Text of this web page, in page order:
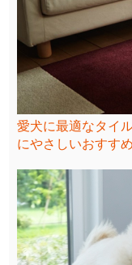
愛犬に最適なタイ
にやさしいおすす